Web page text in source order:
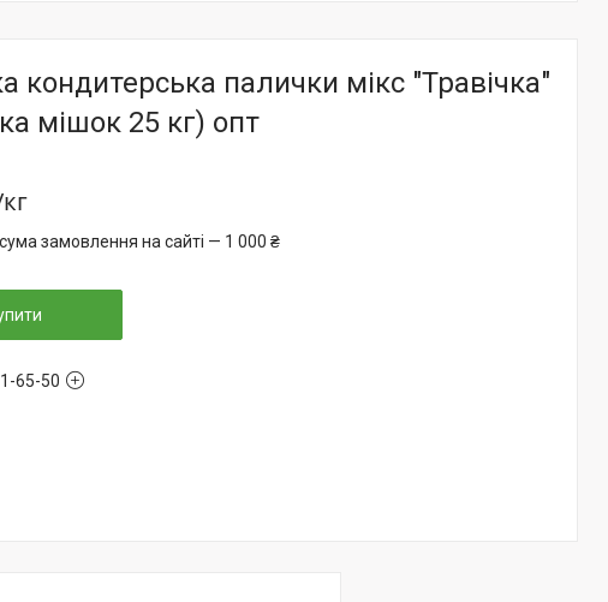
кондитерська палички мікс "Травічка"
мішок 25 кг) опт
замовлення на сайті — 1 000 ₴
65-50